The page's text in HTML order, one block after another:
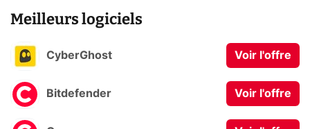
Meilleurs logiciels
CyberGhost Voir l'offre
Bitdefender Voir l'offre